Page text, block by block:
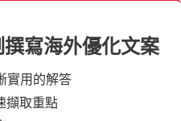
寫海外優化文案
實用的解答
擷取重點